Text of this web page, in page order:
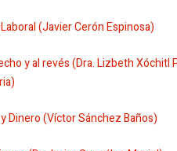
(Javier Cerón Espinosa)
y al revés (Dra. Lizbeth Xóchitl
Dinero (Víctor Sánchez Baños)